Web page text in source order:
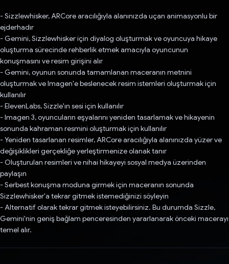
- Sizzlewhisker, ARCore aracılığıyla alanınızda uçan animasyonlu bir
ejderhadır
- Gemini, Sizzlewhisker için diyalog oluşturmak ve oyuncuya hikaye
oluşturma sürecinde rehberlik etmek amacıyla oyuncunun
konuşmasını ve resim girişini alır
- Gemini, oyunun sonunda tamamlanan maceranın metnini
oluşturmak ve Imagen'e beslenecek resim istemleri oluşturmak için
kullanılır
- ElevenLabs, Sizzle'ın sesi için kullanılır
- Imagen 3, oyuncuların eşyalarını yeniden tasarlamak ve hikayenin
sonunda kahraman resmini oluşturmak için kullanılır
- Yeniden tasarlanan resimler, ARCore aracılığıyla alanınızda yüzer ve
değişiklikleri gerçekliğe yerleştirmenize olanak tanır
- Oluşturulan resimleri ve nihai hikayeyi sosyal medya üzerinden
paylaşın
- Serbest konuşma moduna girmek için maceranın sonunda
Sizzlewhisker'a tekrar gitmek istemediğinizi söyleyin
- Alternatif olarak tekrar gitmek isteyebilirsiniz. Bu durumda Sizzle,
Gemini'nin geniş bağlam penceresinden yararlanarak önceki macerayı
temel alır.